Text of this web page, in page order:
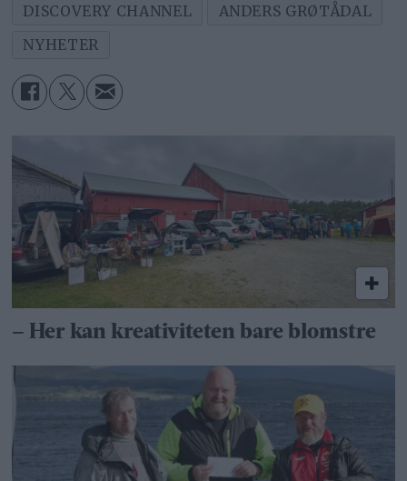
DISCOVERY CHANNEL
ANDERS GRØTÅDAL
NYHETER
– Her kan kreativiteten bare blomstre